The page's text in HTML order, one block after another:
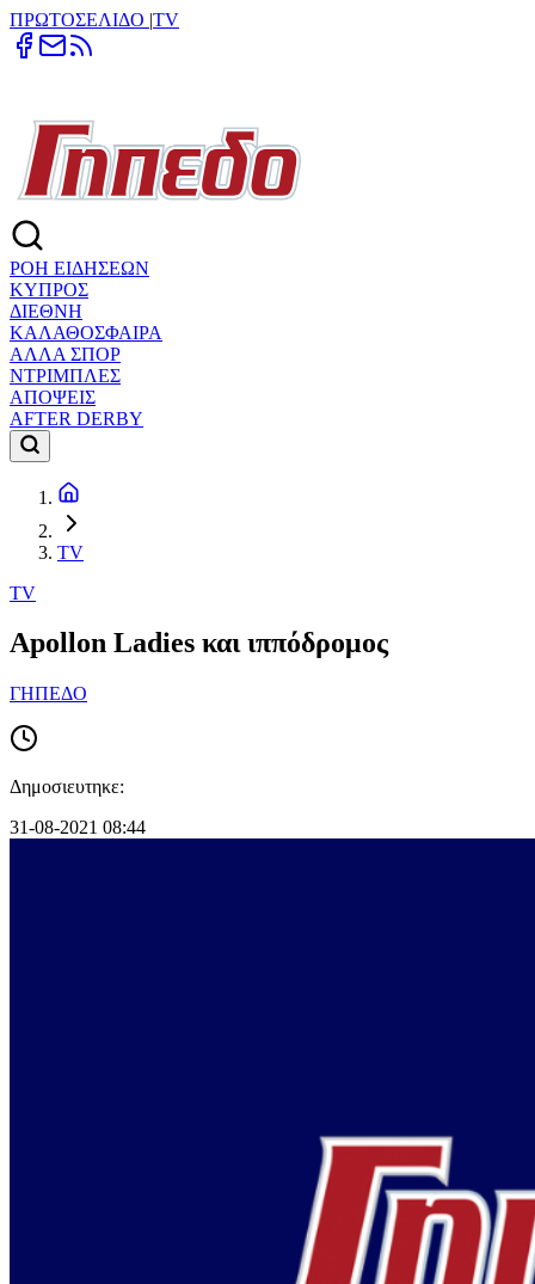
ΠΡΩΤΟΣΕΛΙΔΟ |TV
ΡΟΗ ΕΙΔΗΣΕΩΝ
ΚΥΠΡΟΣ
ΔΙΕΘΝΗ
ΚΑΛΑΘΟΣΦΑΙΡΑ
ΑΛΛΑ ΣΠΟΡ
ΝΤΡΙΜΠΛΕΣ
ΑΠΟΨΕΙΣ
AFTER DERBY
TV
TV
Apollon Ladies και ιππόδρομος
ΓΗΠΕΔΟ
Δημοσιευτηκε:
31-08-2021 08:44